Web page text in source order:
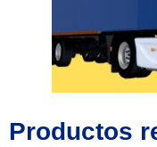
Productos